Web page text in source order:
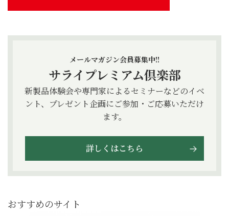
メールマガジン会員募集中!!
サライプレミアム倶楽部
新製品体験会や専門家によるセミナーなどのイベ
ント、プレゼント企画にご参加・ご応募いただけ
ます。
詳しくはこちら
おすすめのサイト